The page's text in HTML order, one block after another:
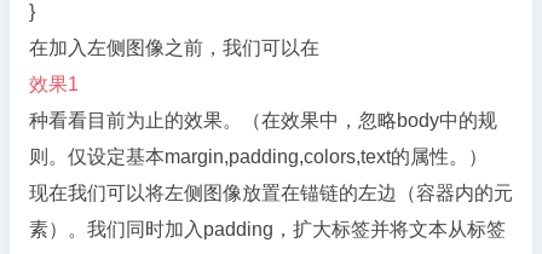
}
在加入左侧图像之前，我们可以在
效果1
种看看目前为止的效果。（在效果中，忽略body中的规
则。仅设定基本margin,padding,colors,text的属性。）
现在我们可以将左侧图像放置在锚链的左边（容器内的元
素）。我们同时加入padding，扩大标签并将文本从标签